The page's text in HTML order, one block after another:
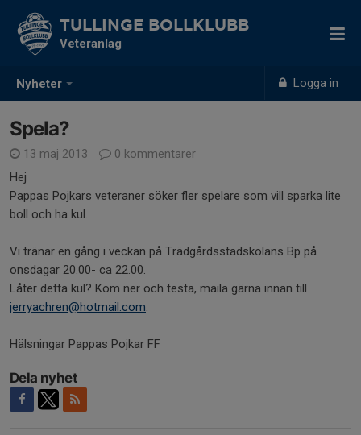
Nyheter Logga in
TULLINGE BOLLKLUBB
Veteranlag
Spela?
13 maj 2013
0 kommentarer
Hej
Pappas Pojkars veteraner söker fler spelare som vill sparka lite
boll och ha kul.
Vi tränar en gång i veckan på Trädgårdsstadskolans Bp på
onsdagar 20.00- ca 22.00.
Låter detta kul? Kom ner och testa, maila gärna innan till
jerryachren@hotmail.com.
Hälsningar Pappas Pojkar FF
Dela nyhet